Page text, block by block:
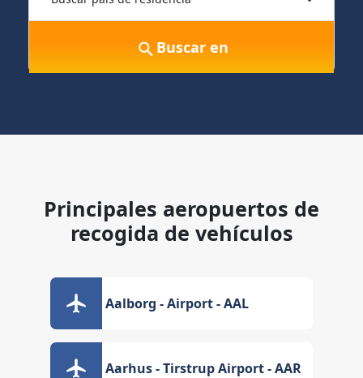
Buscar en
Principales aeropuertos de
recogida de vehículos
Aalborg - Airport - AAL
Aarhus - Tirstrup Airport - AAR